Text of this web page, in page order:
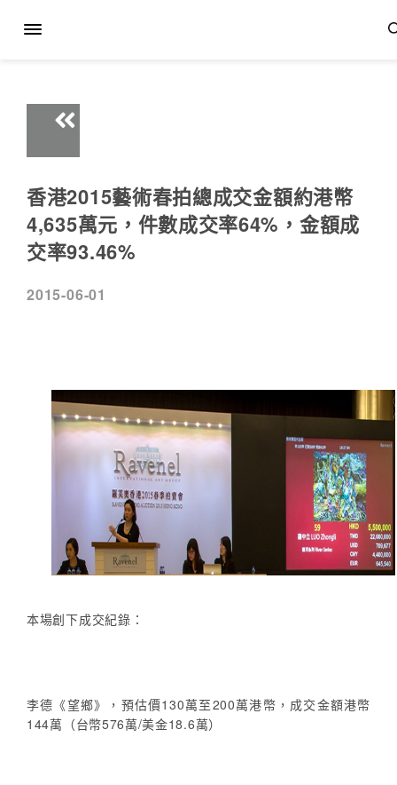
香港2015藝術春拍總成交金額約港幣
4,635萬元，件數成交率64%，金額成
交率93.46%
2015-06-01
本場創下成交紀錄：
李德《望鄉》，預估價130萬至200萬港幣，成交金額港幣
144萬（台幣576萬/美金18.6萬）